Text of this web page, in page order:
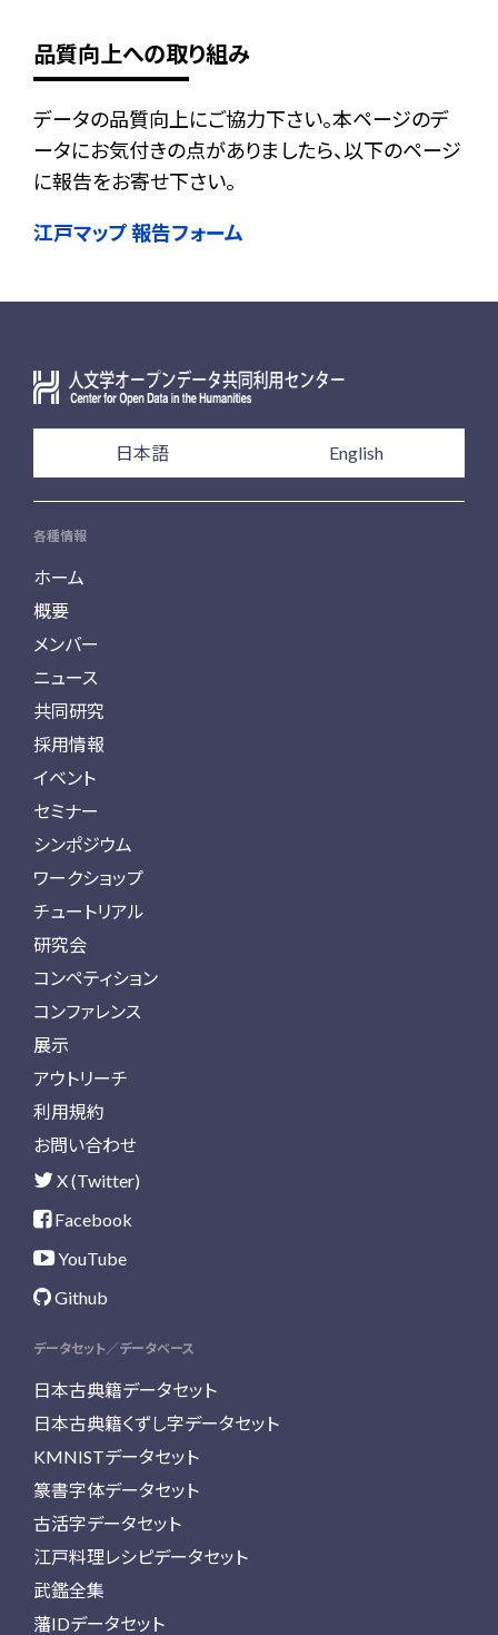
品質向上への取り組み
データの品質向上にご協力下さい。本ページのデ
ータにお気付きの点がありましたら、以下のページ
に報告をお寄せ下さい。
江戸マップ 報告フォーム
日本語 English
各種情報
ホーム
概要
メンバー
ニュース
共同研究
採用情報
イベント
セミナー
シンポジウム
ワークショップ
チュートリアル
研究会
コンペティション
コンファレンス
展示
アウトリーチ
利用規約
お問い合わせ
X (Twitter)
Facebook
YouTube
Github
データセット／データベース
日本古典籍データセット
日本古典籍くずし字データセット
KMNISTデータセット
篆書字体データセット
古活字データセット
江戸料理レシピデータセット
武鑑全集
藩IDデータセット